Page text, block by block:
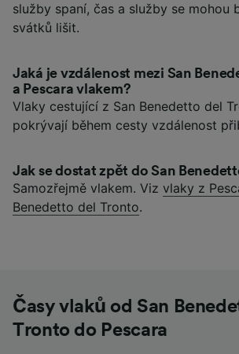
služby spaní, čas a služby se mohou
svátků lišit.
Jaká je vzdálenost mezi San
a Pescara vlakem?
Vlaky cestující z San Benedetto del
pokrývají během cesty vzdálenost
Jak se dostat zpět do San
Samozřejmě vlakem. Viz vlaky z
Benedetto del Tronto.
Časy vlaků od San
Tronto do Pescara